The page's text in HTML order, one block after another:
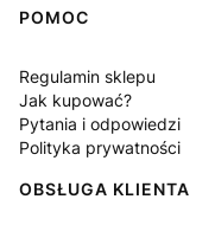
POMOC
Regulamin sklepu
Jak kupować?
Pytania i odpowiedzi
Polityka prywatności
OBSŁUGA KLIENTA